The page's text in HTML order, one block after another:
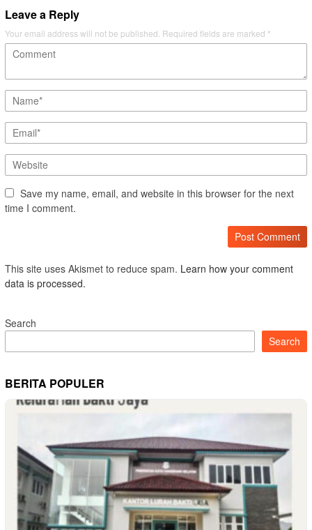
Leave a Reply
Your email address will not be published. Required fields are marked *
Save my name, email, and website in this browser for the next
time I comment.
This site uses Akismet to reduce spam. Learn how your comment
data is processed.
Search
Search
BERITA POPULER